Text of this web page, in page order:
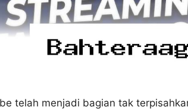
telah menjadi bagian tak